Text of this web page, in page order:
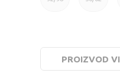
PROIZVOD